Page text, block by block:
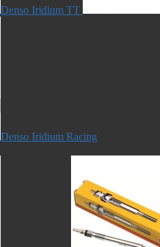
Denso Iridium TT
Denso Iridium Racing